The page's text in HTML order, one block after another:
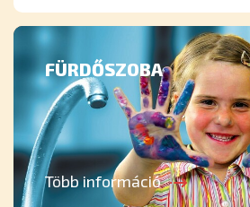
FÜRDŐSZOBA
Több információ